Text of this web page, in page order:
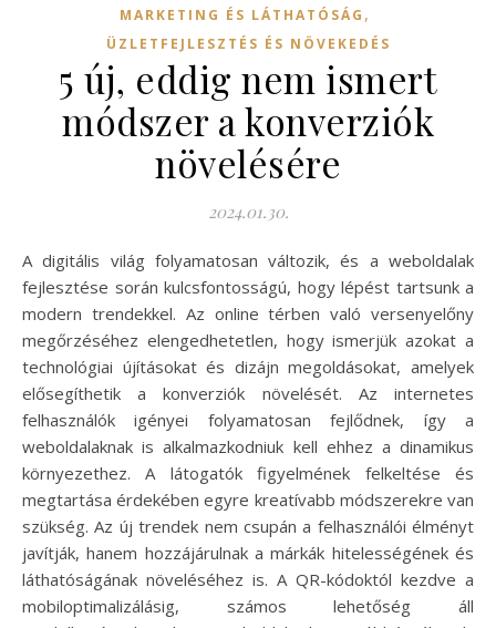
MARKETING ÉS LÁTHATÓSÁG ,
ÜZLETFEJLESZTÉS ÉS NÖVEKEDÉS
5 új, eddig nem ismert
módszer a konverziók
növelésére
2024.01.30.
A digitális világ folyamatosan változik, és a weboldalak
fejlesztése során kulcsfontosságú, hogy lépést tartsunk a
modern trendekkel. Az online térben való versenyelőny
megőrzéséhez elengedhetetlen, hogy ismerjük azokat a
technológiai újításokat és dizájn megoldásokat, amelyek
elősegíthetik a konverziók növelését. Az internetes
felhasználók igényei folyamatosan fejlődnek, így a
weboldalaknak is alkalmazkodniuk kell ehhez a dinamikus
környezethez. A látogatók figyelmének felkeltése és
megtartása érdekében egyre kreatívabb módszerekre van
szükség. Az új trendek nem csupán a felhasználói élményt
javítják, hanem hozzájárulnak a márkák hitelességének és
láthatóságának növeléséhez is. A QR-kódoktól kezdve a
mobiloptimalizálásig, számos lehetőség áll